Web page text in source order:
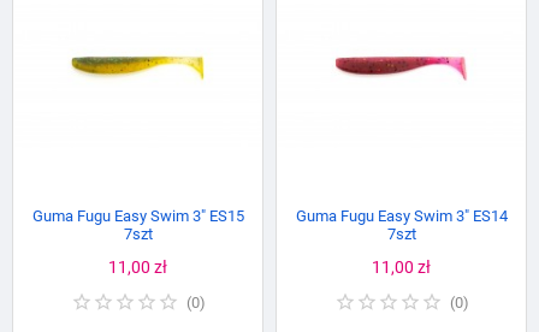
Guma Fugu Easy Swim 3" ES15
7szt
Cena
11,00 zł
(0)
Guma Fugu Easy Swim 3" ES14
7szt
Cena
11,00 zł
(0)